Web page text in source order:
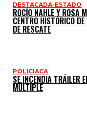
DESTACADA-ESTADO
ROCÍO NAHLE Y ROSA
CENTRO HISTÓRICO
DE RESCATE
POLICIACA
SE INCENDIA TRÁILER
MÚLTIPLE